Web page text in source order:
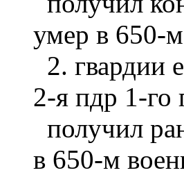
умер в 650-
2. гвардии
2-я пдр 1-го
получил
в 650-м